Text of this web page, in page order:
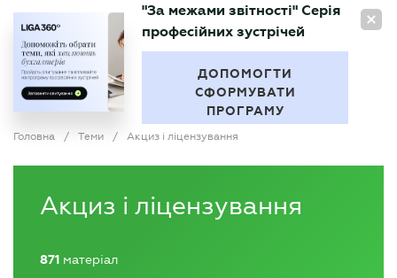
UA
БУХГАЛТЕР
"За межами звітності" Серія
професійних зустрічей
ДОПОМОГТИ
СФОРМУВАТИ
ПРОГРАМУ
Головна / Теми / Акциз і ліцензування
Акциз і ліцензування
871 матеріал